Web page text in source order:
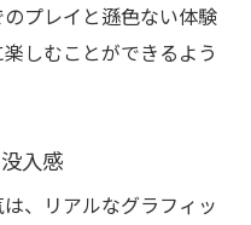
プレイと遜色ない体験
しむことができるよう
入感
、リアルなグラフィッ